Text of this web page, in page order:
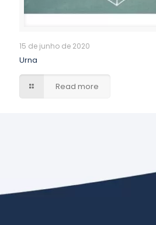
15 de junho de 2020
Urna
Read more